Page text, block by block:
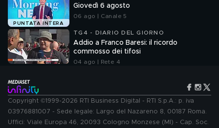
PUNTATA INTERA
Giovedì 6 agosto
06 ago | Canale 5
TG4 - DIARIO DEL GIORNO
Addio a Franco Baresi: il ricordo
commosso dei tifosi
04 ago | Rete 4
Copyright ©1999-2026 RTI Business Digital - RTI S.p.A.: p. iva
03976881007 - Sede legale: Largo del Nazareno 8, 00187 Roma.
Uffici: Viale Europa 46, 20093 Cologno Monzese (MI) - Cap. Soc.